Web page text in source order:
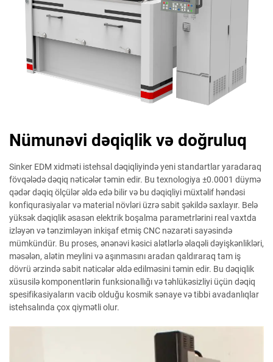
Nümunəvi dəqiqlik və doğruluq
Sinker EDM xidməti istehsal dəqiqliyində yeni standartlar yaradaraq
fövqələdə dəqiq nəticələr təmin edir. Bu texnologiya ±0.0001 düymə
qədər dəqiq ölçülər əldə edə bilir və bu dəqiqliyi müxtəlif həndəsi
konfiqurasiyalar və material növləri üzrə sabit şəkildə saxlayır. Belə
yüksək dəqiqlik əsasən elektrik boşalma parametrlərini real vaxtda
izləyən və tənzimləyən inkişaf etmiş CNC nəzarəti sayəsində
mümkündür. Bu proses, ənənəvi kəsici alətlərlə əlaqəli dəyişkənlikləri,
məsələn, alətin meylini və aşınmasını aradan qaldıraraq tam iş
dövrü ərzində sabit nəticələr əldə edilməsini təmin edir. Bu dəqiqlik
xüsusilə komponentlərin funksionallığı və təhlükəsizliyi üçün dəqiq
spesifikasiyaların vacib olduğu kosmik sənaye və tibbi avadanlıqlar
istehsalında çox qiymətli olur.